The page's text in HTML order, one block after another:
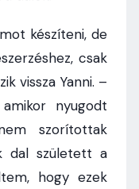
készíteni, de
csak
vissza Yanni. –
nyugodt
szorítottak
dal született a
hogy ezek